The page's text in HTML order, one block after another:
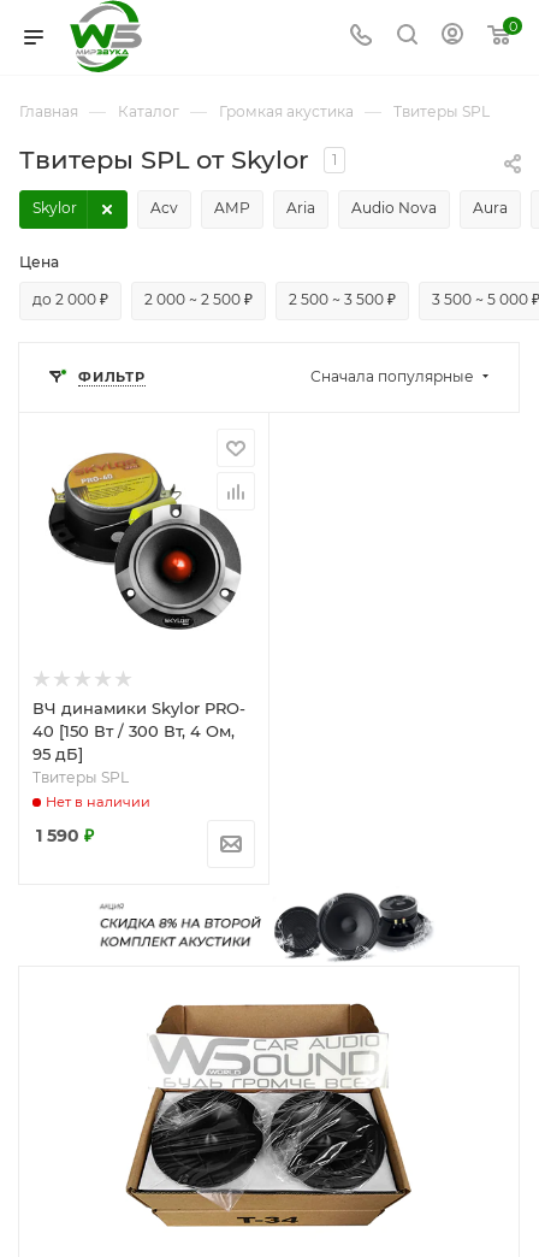
0
Главная — Каталог — Громкая акустика — Твитеры SPL
Твитеры SPL от Skylor 1
Acv AMP Aria Audio Nova Aura
Skylor
Цена
до 2 000 ₽ 2 000 ~ 2 500 ₽ 2 500 ~ 3 500 ₽ 3 500 ~ 5 000 ₽
ФИЛЬТР Сначала популярные
ВЧ динамики Skylor PRO-
40 [150 Вт / 300 Вт, 4 Ом,
95 дБ]
Твитеры SPL
Нет в наличии
1 590 ₽